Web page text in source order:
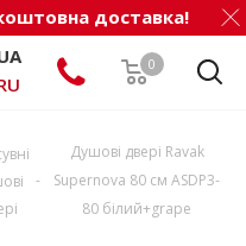
доставка!
0
-
Душові двері Ravak
Supernova 80 см ASDP3-
80 білий+grape